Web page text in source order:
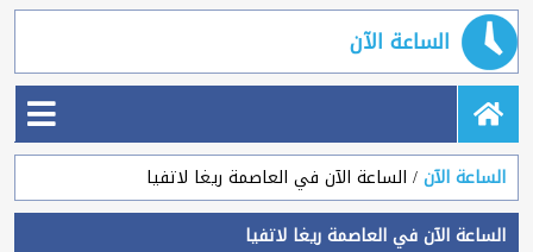
الساعة الآن
الساعة الآن الساعة الآن في العاصمة ريغا لاتفيا
الساعة الآن في العاصمة ريغا لاتفيا